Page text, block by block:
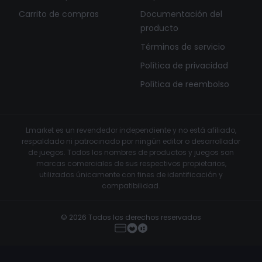
Carrito de compras
Documentación del
producto
Términos de servicio
Política de privacidad
Política de reembolso
Lmarket es un revendedor independiente y no está afiliado,
respaldado ni patrocinado por ningún editor o desarrollador
de juegos. Todos los nombres de productos y juegos son
marcas comerciales de sus respectivos propietarios,
utilizados únicamente con fines de identificación y
compatibilidad.
© 2026 Todos los derechos reservados